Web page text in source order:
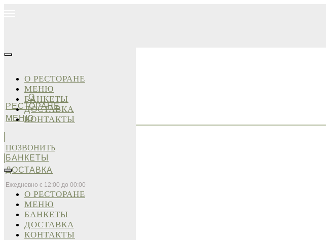
О
РЕСТОРАНЕ
МЕНЮ
БАНКЕТЫ
ДОСТАВКА
Ежедневно с 12:00 до 00:00
О РЕСТОРАНЕ
МЕНЮ
БАНКЕТЫ
ДОСТАВКА
КОНТАКТЫ
ПОЗВОНИТЬ
О РЕСТОРАНЕ
МЕНЮ
БАНКЕТЫ
ДОСТАВКА
КОНТАКТЫ